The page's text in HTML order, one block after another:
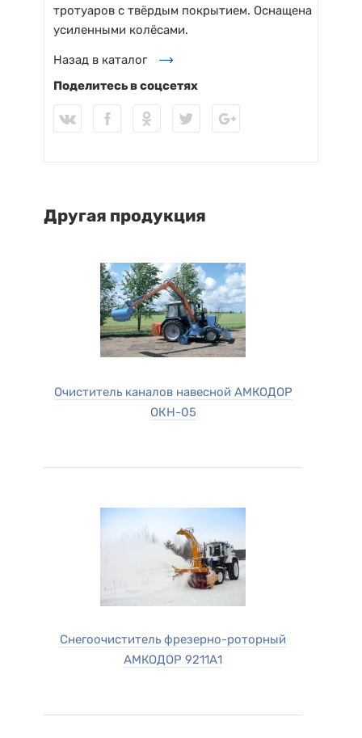
тротуаров с твёрдым покрытием. Оснащена
усиленными колёсами.
Назад в каталог
Поделитесь в соцсетях
Другая продукция
Очиститель каналов навесной АМКОДОР
ОКН-05
Снегоочиститель фрезерно-роторный
АМКОДОР 9211А1